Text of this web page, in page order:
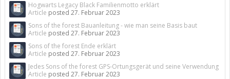
Hogwarts Legacy Black Familienmotto erklärt
Article posted 27. Februar 2023
Sons of the forest Bauanleitung - wie man seine Basis baut
Article posted 27. Februar 2023
Sons of the forest Ende erklärt
Article posted 27. Februar 2023
Jedes Sons of the forest GPS-Ortungsgerät und seine Verwendung
Article posted 27. Februar 2023